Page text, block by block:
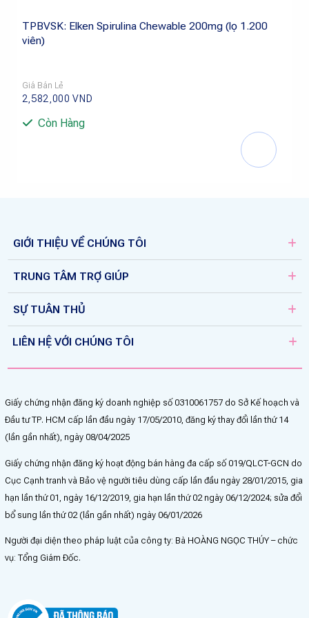
TPBVSK: Elken Spirulina Chewable 200mg (lọ 1.200
viên)
Giá Bán Lẻ
2,582,000 VND
Còn Hàng
GIỚI THIỆU VỀ CHÚNG TÔI
TRUNG TÂM TRỢ GIÚP
SỰ TUÂN THỦ
LIÊN HỆ VỚI CHÚNG TÔI
Giấy chứng nhận đăng ký doanh nghiệp số 0310061757 do Sở Kế hoạch và
Đầu tư TP. HCM cấp lần đầu ngày 17/05/2010, đăng ký thay đổi lần thứ 14
(lần gần nhất), ngày 08/04/2025
Giấy chứng nhận đăng ký hoạt động bán hàng đa cấp số 019/QLCT-GCN do
Cục Cạnh tranh và Bảo vệ người tiêu dùng cấp lần đầu ngày 28/01/2015, gia
hạn lần thứ 01, ngày 16/12/2019, gia hạn lần thứ 02 ngày 06/12/2024; sửa đổi
bổ sung lần thứ 02 (lần gần nhất) ngày 06/01/2026
Người đại diện theo pháp luật của công ty: Bà HOÀNG NGỌC THÚY – chức
vụ: Tổng Giám Đốc.